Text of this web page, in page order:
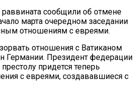
сообщили об отмене
марта очередном заседании
отношениям с евреями.
отношения с Ватиканом
Германии. Президент федерации
придется теперь
с евреями, создававшиеся с